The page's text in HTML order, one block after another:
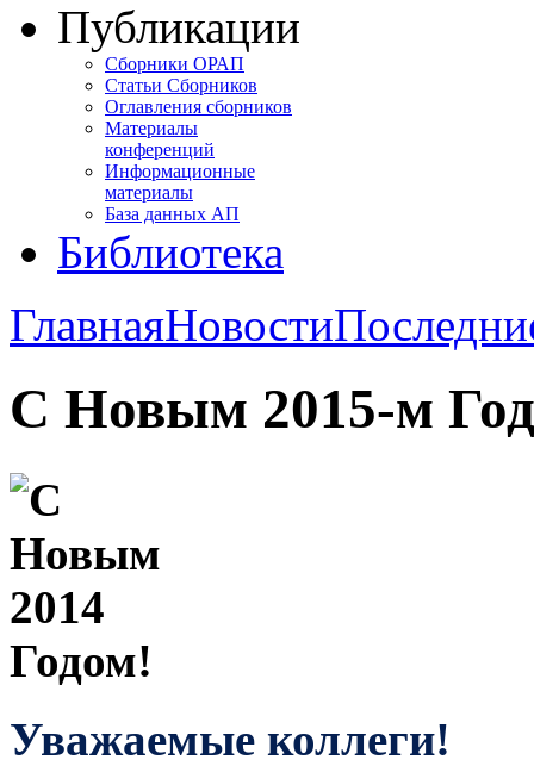
Публикации
Сборники ОРАП
Статьи Сборников
Оглавления сборников
Материалы
конференций
Информационные
материалы
База данных АП
Библиотека
ГлавнаяНовости
С Новым 2015-м
Уважаемые коллеги!